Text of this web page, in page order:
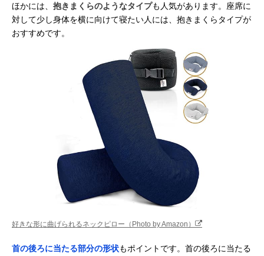
ほかには、 抱きまくらのようなタイプも人気があります。座席に
対して少し身体を横に向けて寝たい人には、抱きまくらタイプが
おすすめです。
好きな形に曲げられるネックピロー（Photo by Amazon）
首の後ろに当たる部分の形状もポイントです。首の後ろに当たる